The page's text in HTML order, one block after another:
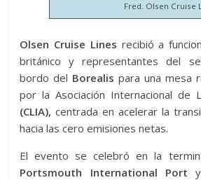
Fred. Olsen Cruise
Olsen Cruise Lines recibió a
británico y representantes del
bordo del Borealis para una mesa
por la Asociación Internacional de
(CLIA), centrada en acelerar la
hacia las cero emisiones netas.
El evento se celebró en la
Portsmouth International Port